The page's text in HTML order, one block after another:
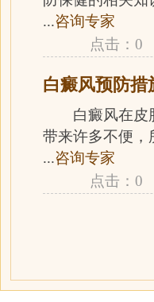
...咨询专家
点击：0
白癜风预防措
白癜风在皮肤
带来许多不便，
...咨询专家
点击：0